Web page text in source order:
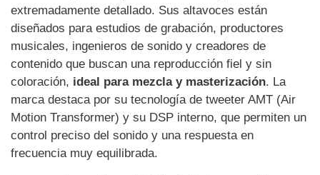
extremadamente detallado. Sus altavoces están
diseñados para estudios de grabación, productores
musicales, ingenieros de sonido y creadores de
contenido que buscan una reproducción fiel y sin
coloración, ideal para mezcla y masterización. La
marca destaca por su tecnología de tweeter AMT (Air
Motion Transformer) y su DSP interno, que permiten un
control preciso del sonido y una respuesta en
frecuencia muy equilibrada.